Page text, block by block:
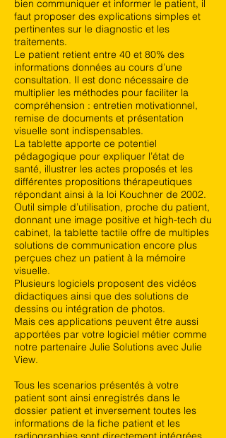
bien communiquer et informer le patient, il
faut proposer des explications simples et
pertinentes sur le diagnostic et les
traitements.
Le patient retient entre 40 et 80% des
informations données au cours d’une
consultation. Il est donc nécessaire de
multiplier les méthodes pour faciliter la
compréhension : entretien motivationnel,
remise de documents et présentation
visuelle sont indispensables.
La tablette apporte ce potentiel
pédagogique pour expliquer l’état de
santé, illustrer les actes proposés et les
différentes propositions thérapeutiques
répondant ainsi à la loi Kouchner de 2002.
Outil simple d’utilisation, proche du patient,
donnant une image positive et high-tech du
cabinet, la tablette tactile offre de multiples
solutions de communication encore plus
perçues chez un patient à la mémoire
visuelle.
Plusieurs logiciels proposent des vidéos
didactiques ainsi que des solutions de
dessins ou intégration de photos.
Mais ces applications peuvent être aussi
apportées par votre logiciel métier comme
notre partenaire Julie Solutions avec Julie
View.
Tous les scenarios présentés à votre
patient sont ainsi enregistrés dans le
dossier patient et inversement toutes les
informations de la fiche patient et les